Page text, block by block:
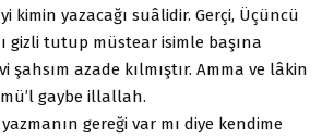
kimin yazacağı suâlidir. Gerçi, Üçüncü
gizli tutup müstear isimle başına
şahsım azade kılmıştır. Amma ve lâkin
gaybe illallah.
yazmanın gereği var mı diye kendime